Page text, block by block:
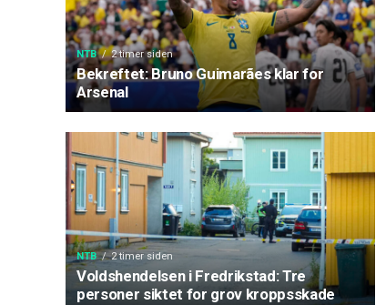
NTB 2 timer siden
Bekreftet: Bruno Guimarães klar for
Arsenal
NTB 2 timer siden
Voldshendelsen i Fredrikstad: Tre
personer siktet for grov kroppsskade